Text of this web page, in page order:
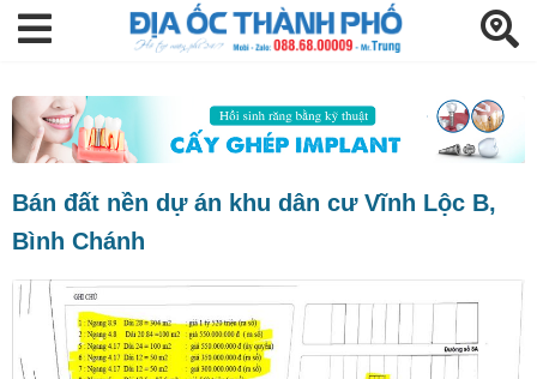
Bán đất nền dự án khu dân cư Vĩnh Lộc B,
Bình Chánh